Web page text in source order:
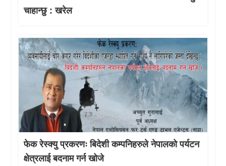
चाहान्छु : खरेल
फेक रेस्क्यु प्रकरणः बिदेशी कम्पनिहरुले नेपालको पर्यटन
क्षेत्रलाई बदनाम गर्न खोजे